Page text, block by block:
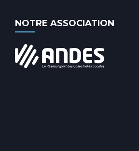
NOTRE ASSOCIATION